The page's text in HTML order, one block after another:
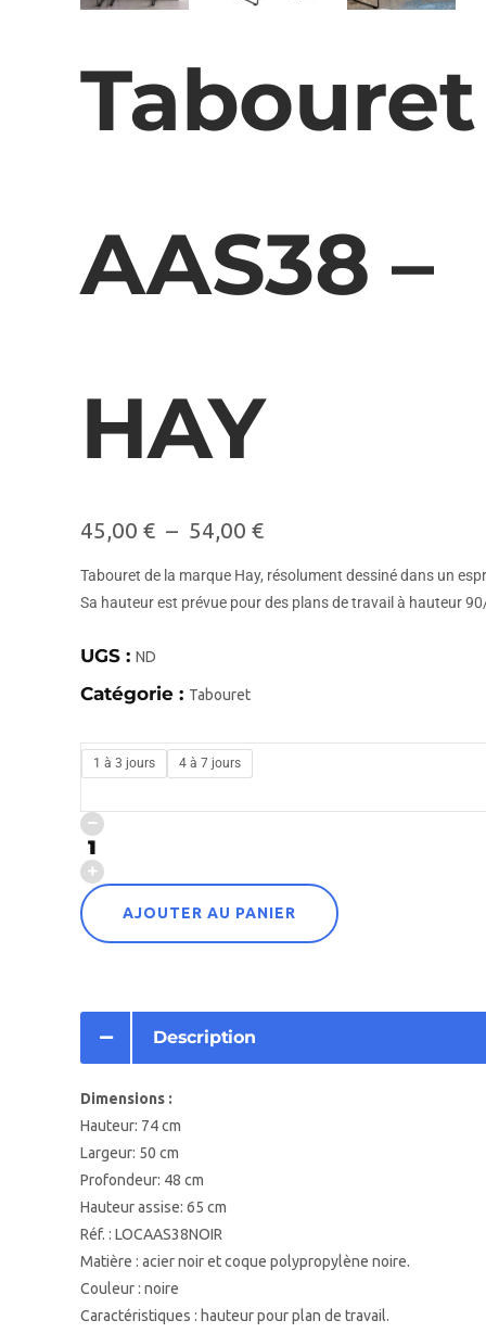
Tabouret
AAS38 –
HAY
45,00 € – 54,00 €
Tabouret de la marque Hay, résolument dessiné dans un
Sa hauteur est prévue pour des plans de travail à hauteur
UGS : ND
Catégorie : Tabouret
1 à 3 jours 4 à 7 jours
AJOUTER AU PANIER
Description
Dimensions :
Hauteur: 74 cm
Largeur: 50 cm
Profondeur: 48 cm
Hauteur assise: 65 cm
Réf. : LOCAAS38NOIR
Matière : acier noir et coque polypropylène noire.
Couleur : noire
Caractéristiques : hauteur pour plan de travail.